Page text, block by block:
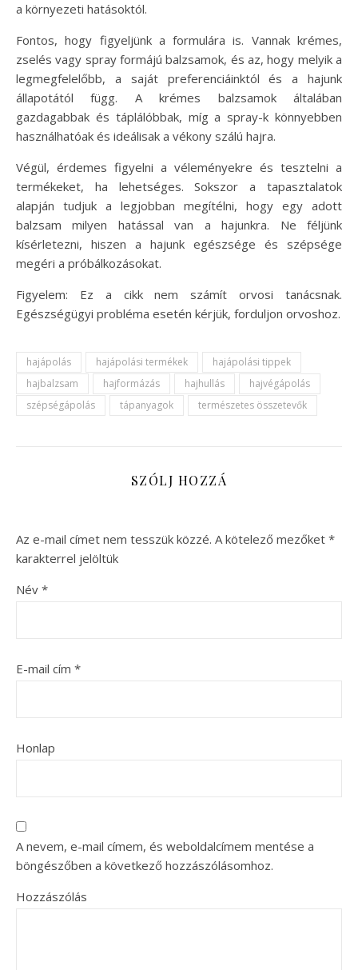
a környezeti hatásoktól.
Fontos, hogy figyeljünk a formulára is. Vannak krémes,
zselés vagy spray formájú balzsamok, és az, hogy melyik a
legmegfelelőbb, a saját preferenciáinktól és a hajunk
állapotától függ. A krémes balzsamok általában
gazdagabbak és táplálóbbak, míg a spray-k könnyebben
használhatóak és ideálisak a vékony szálú hajra.
Végül, érdemes figyelni a véleményekre és tesztelni a
termékeket, ha lehetséges. Sokszor a tapasztalatok
alapján tudjuk a legjobban megítélni, hogy egy adott
balzsam milyen hatással van a hajunkra. Ne féljünk
kísérletezni, hiszen a hajunk egészsége és szépsége
megéri a próbálkozásokat.
Figyelem: Ez a cikk nem számít orvosi tanácsnak.
Egészségügyi probléma esetén kérjük, forduljon orvoshoz.
hajápolás hajápolási termékek
hajápolási tippek
hajbalzsam
hajformázás hajhullás
hajvégápolás
szépségápolás
tápanyagok természetes összetevők
SZÓLJ HOZZÁ
Az e-mail címet nem tesszük közzé. A kötelező mezőket *
karakterrel jelöltük
Név *
E-mail cím *
Honlap
A nevem, e-mail címem, és weboldalcímem mentése a
böngészőben a következő hozzászólásomhoz.
Hozzászólás